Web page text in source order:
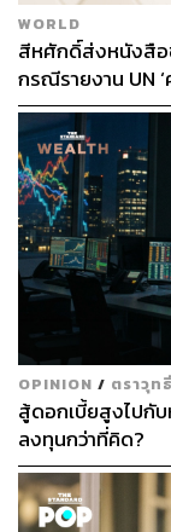
WORLD
สีหศักดิ์ส่งหนังสื
กรณีรายงาน UN
OPINION / ตราวุท
สู้ดอกเบี้ยสูงไปกั
ลงทุนกว่าที่คิด?